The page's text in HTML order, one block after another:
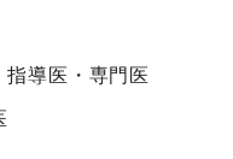
導医・専門医